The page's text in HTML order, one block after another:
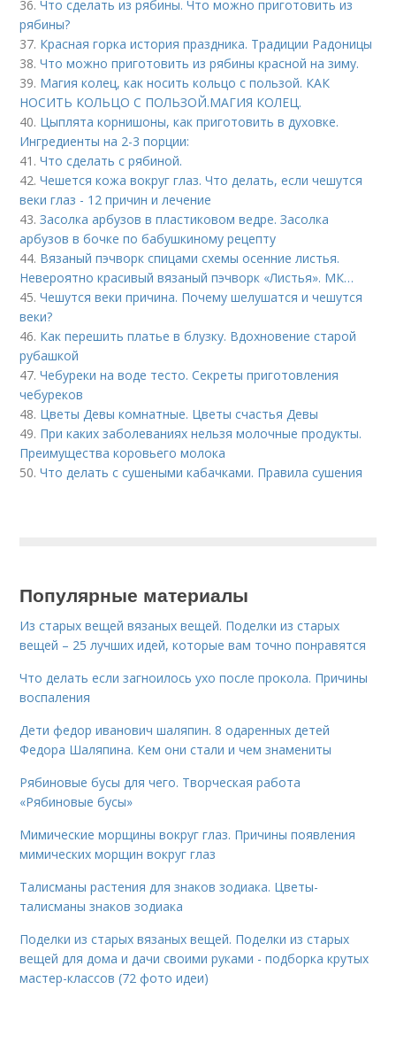
36.Что сделать из рябины. Что можно приготовить из
рябины?
37. Красная горка история праздника. Традиции Радоницы
38.Что можно приготовить из рябины красной на зиму.
39. Магия колец, как носить кольцо с пользой. КАК
НОСИТЬ КОЛЬЦО С ПОЛЬЗОЙ.МАГИЯ КОЛЕЦ.
40. Цыплята корнишоны, как приготовить в духовке.
Ингредиенты на 2-3 порции:
41.Что сделать с рябиной.
42.Чешется кожа вокруг глаз. Что делать, если чешутся
веки глаз - 12 причин и лечение
43.Засолка арбузов в пластиковом ведре. Засолка
арбузов в бочке по бабушкиному рецепту
44. Вязаный пэчворк спицами схемы осенние листья.
Невероятно красивый вязаный пэчворк «Листья». МК…
45.Чешутся веки причина. Почему шелушатся и чешутся
веки?
46. Как перешить платье в блузку. Вдохновение старой
рубашкой
47.Чебуреки на воде тесто. Секреты приготовления
чебуреков
48. Цветы Девы комнатные. Цветы счастья Девы
49. При каких заболеваниях нельзя молочные продукты.
Преимущества коровьего молока
50.Что делать с сушеными кабачками. Правила сушения
Популярные материалы
Из старых вещей вязаных вещей. Поделки из старых
вещей – 25 лучших идей, которые вам точно понравятся
Что делать если загноилось ухо после прокола. Причины
воспаления
Дети федор иванович шаляпин. 8 одаренных детей
Федора Шаляпина. Кем они стали и чем знамениты
Рябиновые бусы для чего. Творческая работа
«Рябиновые бусы»
Мимические морщины вокруг глаз. Причины появления
мимических морщин вокруг глаз
Талисманы растения для знаков зодиака. Цветы-
талисманы знаков зодиака
Поделки из старых вязаных вещей. Поделки из старых
вещей для дома и дачи своими руками - подборка крутых
мастер-классов (72 фото идеи)